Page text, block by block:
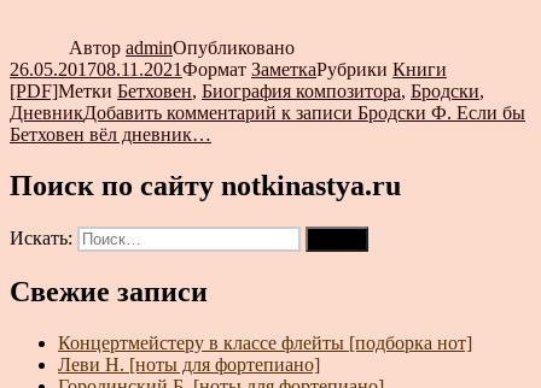
Автор adminОпубликовано
26.05.201708.11.2021Формат ЗаметкаРубрики Книги
[PDF]Метки Бетховен, Биография композитора, Бродски,
ДневникДобавить комментарий к записи Бродски Ф. Если бы
Бетховен вёл дневник…
Поиск по сайту notkinastya.ru
Искать:
Свежие записи
Концертмейстеру в классе флейты [подборка нот]
Леви Н. [ноты для фортепиано]